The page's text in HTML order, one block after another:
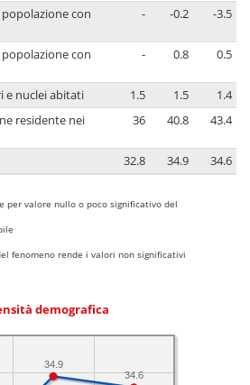
con
- -0.2 -3.5
con
- 0.8 0.5
e nuclei abitati 1.5 1.5
1.4
residente nei
36 40.8 43.4
32.8 34.9 34.6
per valore nullo o poco significativo del
fenomeno rende i valori non significativi
demografica
34.6
34.9